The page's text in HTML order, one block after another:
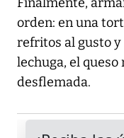
Finalmente,
orden: en una
refritos al gusto y
lechuga, el
desflemada.